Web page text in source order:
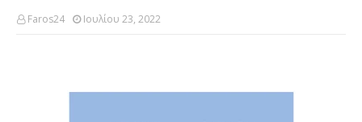
Faros24 Ιουλίου 23, 2022